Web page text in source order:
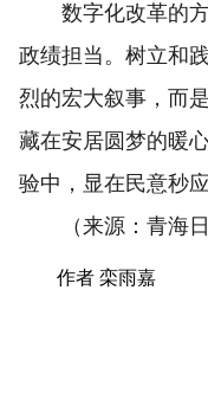
数字化改革的方
政绩担当。树立和
烈的宏大叙事，而
藏在安居圆梦的暖
验中，显在民意秒
（来源：青海日
作者 栾雨嘉